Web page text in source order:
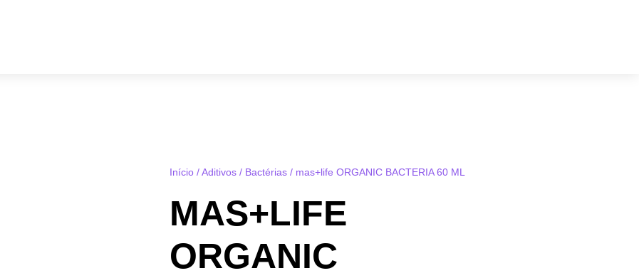
Início/Aditivos/ Bactérias/ mas+life ORGANIC BACTERIA 60 ML
MAS+LIFE
ORGANIC